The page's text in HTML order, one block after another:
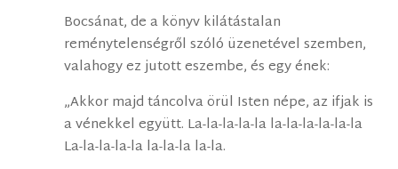
Bocsánat, de a könyv kilátástalan
reménytelenségről szóló üzenetével szemben,
valahogy ez jutott eszembe, és egy ének:
„Akkor majd táncolva örül Isten népe, az ifjak is
a vénekkel együtt. La-la-la-la-la la-la-la-la-la-la
La-la-la-la-la la-la-la la-la.